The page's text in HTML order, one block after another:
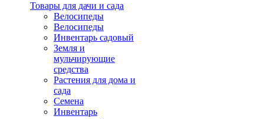
Товары для дачи и сада
Велосипеды
Велосипеды
Инвентарь садовый
Земля и
мульчирующие
средства
Растения для дома и
сада
Семена
Инвентарь